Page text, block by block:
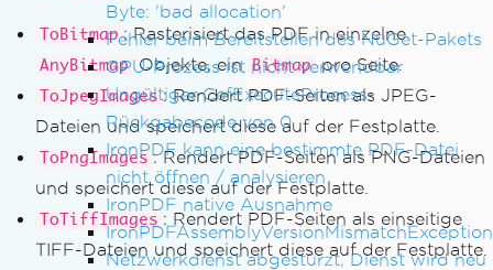
Byte: 'bad allocation'
Fehler beim Bereitstellen des NuGet-Pakets
GPU-Prozess ist nicht verwendbar
Ungültiger CefExecuteProcess-
Rückgabecode von 0
IronPDF kann eine bestimmte PDF-Datei
nicht öffnen / analysieren
IronPDF native Ausnahme
IronPDFAssemblyVersionMismatchException
Netzwerkdienst abgestürzt, Dienst wird neu
ToBitmap : Rasterisiert das PDF in einzelne
AnyBitmap Objekte, ein Bitmap pro Seite.
ToJpegImages : Rendert PDF-Seiten als JPEG-
Dateien und speichert diese auf der Festplatte.
ToPngImages : Rendert PDF-Seiten als PNG-Dateien
und speichert diese auf der Festplatte.
ToTiffImages : Rendert PDF-Seiten als einseitige
TIFF-Dateien und speichert diese auf der Festplatte.